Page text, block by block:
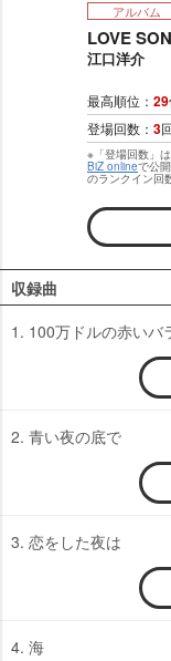
アルバム
LOVE
江口洋介
最高順位： 29
登場回数： 3
※「登場回数」は
BiZ onlineで公
のランクイン回
収録曲
1. 100万ドルの赤いバ
2. 青い夜の底で
3. 恋をした夜は
4. 海